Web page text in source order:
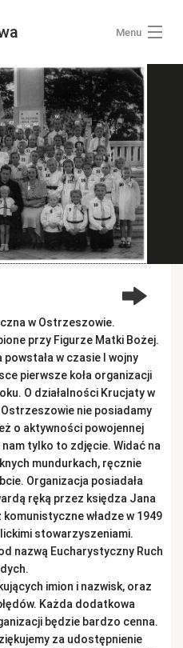
Menu
w Ostrzeszowie.
przy Figurze Matki Bożej.
w czasie I wojny
pierwsze koła organizacji
O działalności Krucjaty w
nie posiadamy
o aktywności powojennej
tylko to zdjęcie. Widać na
mundurkach, ręcznie
Organizacja posiadała
ręką przez księdza Jana
władze w 1949
stowarzyszeniami.
nazwą Eucharystyczny Ruch
imion i nazwisk, oraz
Każda dodatkowa
będzie bardzo cenna.
za udostępnienie